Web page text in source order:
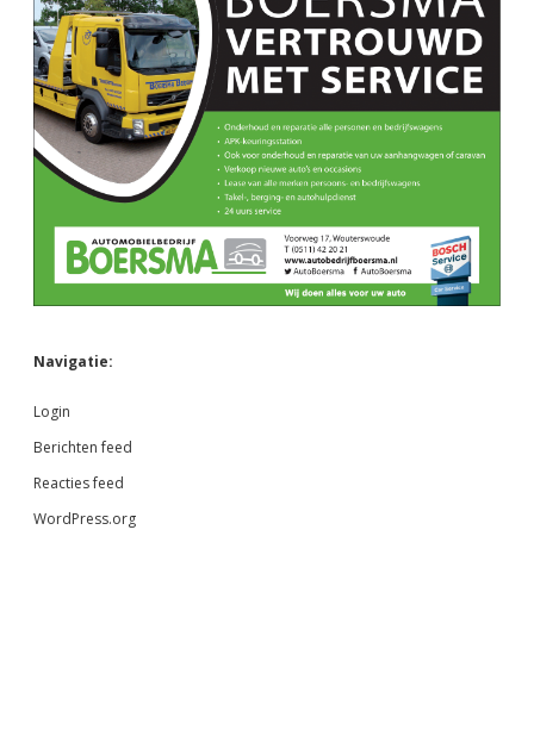
Navigatie:
Login
Berichten feed
Reacties feed
WordPress.org